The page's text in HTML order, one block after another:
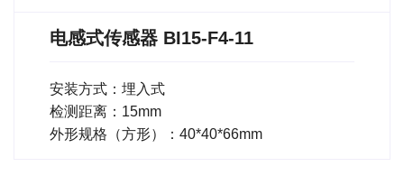
电感式传感器 BI15-F4-11
安装方式：埋入式
检测距离：15mm
外形规格（方形）：40*40*66mm